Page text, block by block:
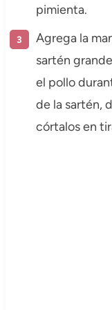
pimienta.
Agrega la
sartén
el pollo
de la sartén,
córtalos en